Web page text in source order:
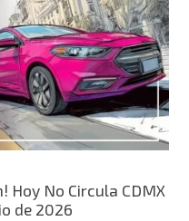
Hoy No Circula CDMX
de 2026